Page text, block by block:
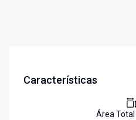
Características
Área Total